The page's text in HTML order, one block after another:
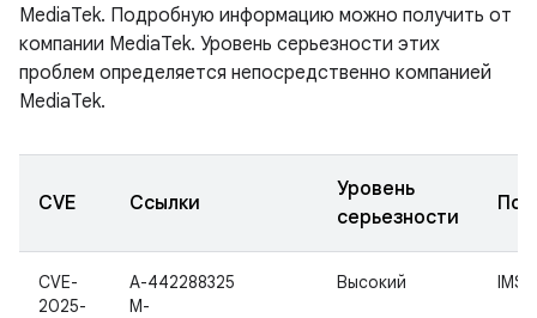
MediaTek. Подробную информацию можно получить от
компании MediaTek. Уровень серьезности этих
проблем определяется непосредственно компанией
MediaTek.
CVE Ссылки
Уровень
серьезности
CVE-
2025-
A-442288325
M-
Высокий IMS